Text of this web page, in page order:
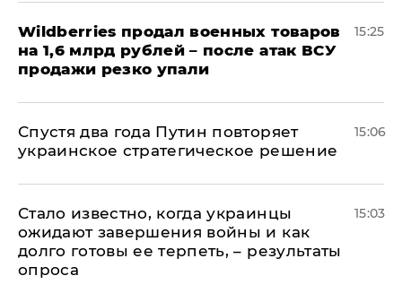
​Wildberries продал военных товаров
на 1,6 млрд рублей – после атак ВСУ
продажи резко упали
15:25
Спустя два года Путин повторяет
украинское стратегическое решение
15:06
Стало известно, когда украинцы
ожидают завершения войны и как
долго готовы ее терпеть, – результаты
опроса
15:03